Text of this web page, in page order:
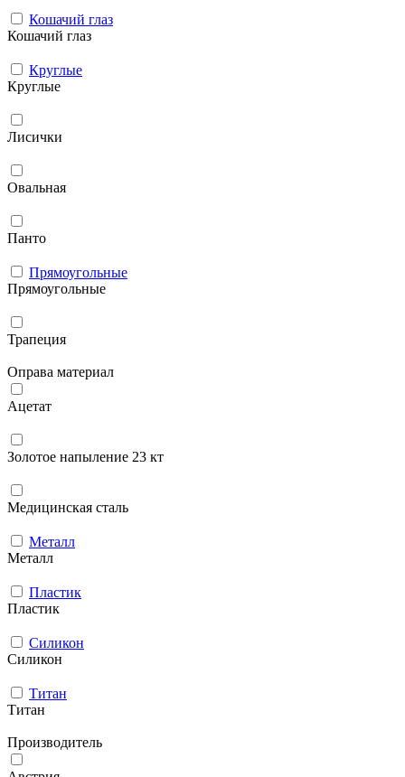
Кошачий глаз
Кошачий глаз
Круглые
Круглые
Лисички
Овальная
Панто
Прямоугольные
Прямоугольные
Трапеция
Оправа материал
Ацетат
Золотое напыление 23 кт
Медицинская сталь
Металл
Металл
Пластик
Пластик
Силикон
Силикон
Титан
Титан
Производитель